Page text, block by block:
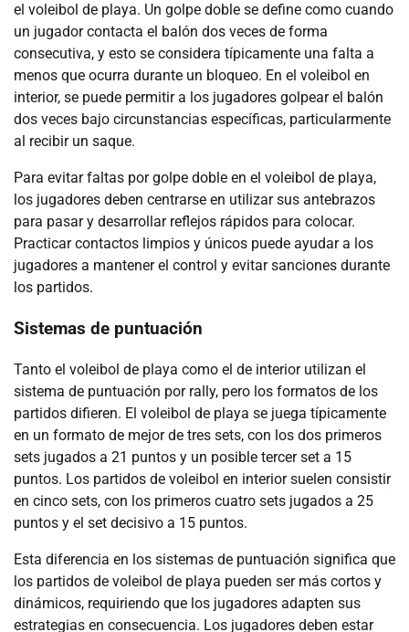
el voleibol de playa. Un golpe doble se define como cuando
un jugador contacta el balón dos veces de forma
consecutiva, y esto se considera típicamente una falta a
menos que ocurra durante un bloqueo. En el voleibol en
interior, se puede permitir a los jugadores golpear el balón
dos veces bajo circunstancias específicas, particularmente
al recibir un saque.
Para evitar faltas por golpe doble en el voleibol de playa,
los jugadores deben centrarse en utilizar sus antebrazos
para pasar y desarrollar reflejos rápidos para colocar.
Practicar contactos limpios y únicos puede ayudar a los
jugadores a mantener el control y evitar sanciones durante
los partidos.
Sistemas de puntuación
Tanto el voleibol de playa como el de interior utilizan el
sistema de puntuación por rally, pero los formatos de los
partidos difieren. El voleibol de playa se juega típicamente
en un formato de mejor de tres sets, con los dos primeros
sets jugados a 21 puntos y un posible tercer set a 15
puntos. Los partidos de voleibol en interior suelen consistir
en cinco sets, con los primeros cuatro sets jugados a 25
puntos y el set decisivo a 15 puntos.
Esta diferencia en los sistemas de puntuación significa que
los partidos de voleibol de playa pueden ser más cortos y
dinámicos, requiriendo que los jugadores adapten sus
estrategias en consecuencia. Los jugadores deben estar